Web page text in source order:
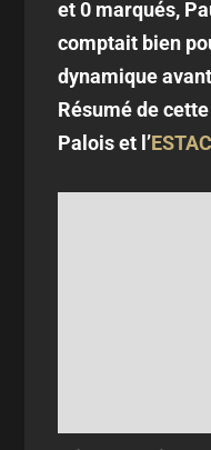
et 0 marqués,
comptait bien
dynamique
Résumé de
Palois et l’ESTAC